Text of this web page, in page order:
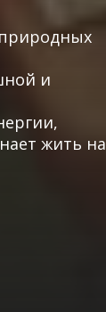
и
жить на